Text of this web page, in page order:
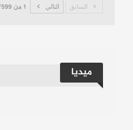
السابق التالي 1 من 2٬599
ميديا